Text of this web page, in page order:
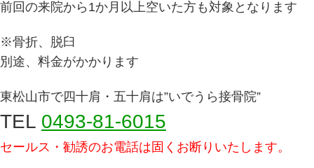
前回の来院から1か月以上空いた方も対象となります
※骨折、脱臼
別途、料金がかかります
東松山市で四十肩・五十肩は”いでうら接骨院”
TEL 0493-81-6015
セールス・勧誘のお電話は固くお断りいたします。